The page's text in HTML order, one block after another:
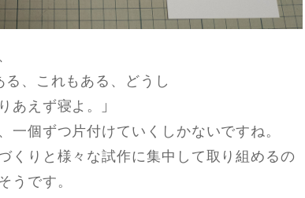
る、これもある、どうし
あえず寝よ。」
一個ずつ片付けていくしかないですね。
くりと様々な試作に集中して取り組めるの
うです。